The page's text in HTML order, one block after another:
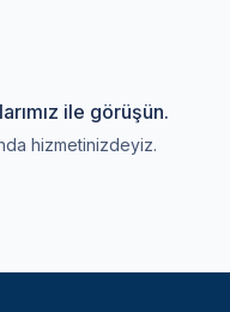
ile görüşün.
hizmetinizdeyiz.